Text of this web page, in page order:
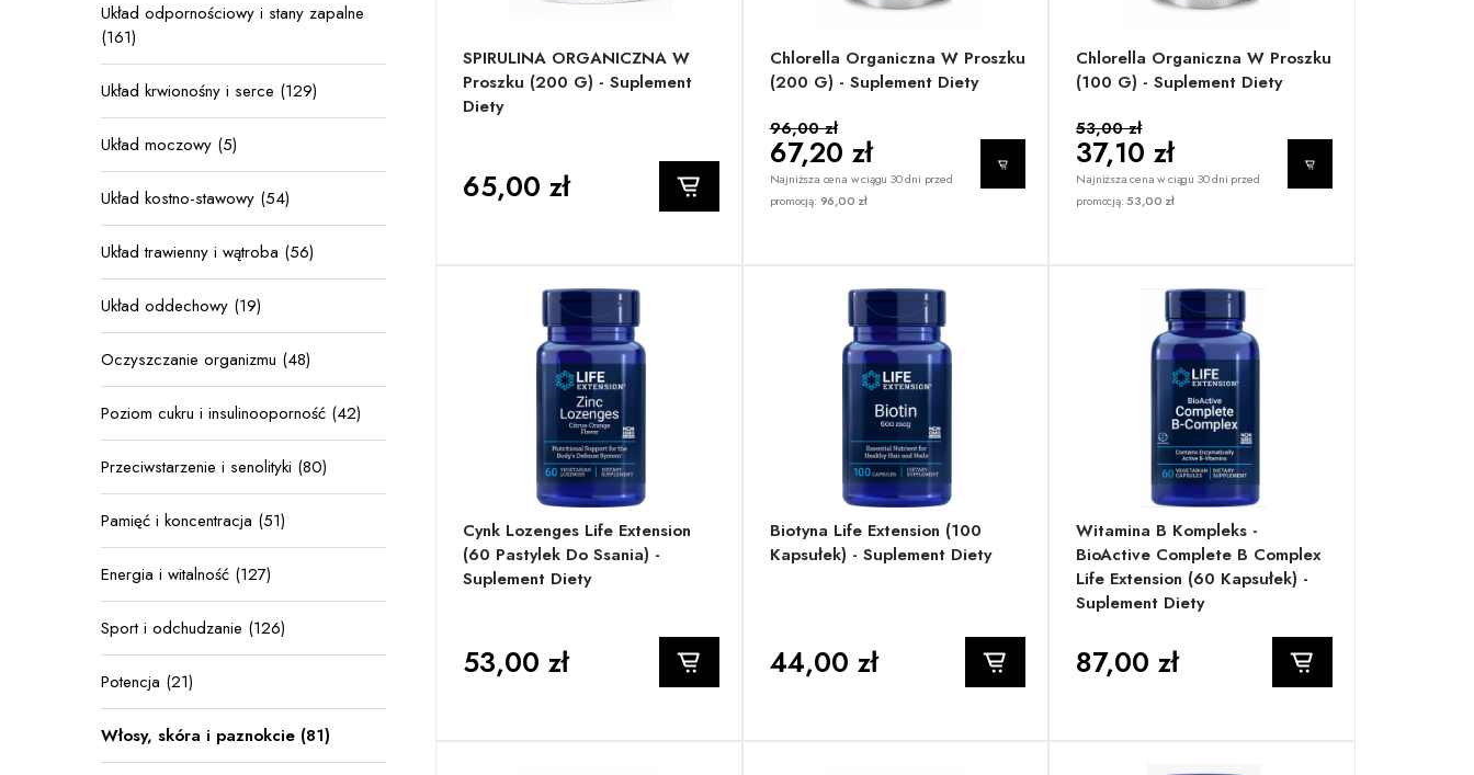
Układ odpornościowy i stany zapalne
(161)
Układ krwionośny i serce (129)
Układ moczowy (5)
Układ kostno-stawowy (54)
Układ trawienny i wątroba (56)
Układ oddechowy (19)
Oczyszczanie organizmu (48)
Poziom cukru i insulinooporność (42)
Przeciwstarzenie i senolityki (80)
Pamięć i koncentracja (51)
Energia i witalność (127)
Sport i odchudzanie (126)
Potencja (21)
Włosy, skóra i paznokcie (81)
SPIRULINA ORGANICZNA W
Proszku (200 G) - Suplement
Diety
65,00 zł
Chlorella Organiczna W Proszku
(200 G) - Suplement Diety
96,00 zł
67,20 zł
Najniższa cena w ciągu 30 dni przed
promocją: 96,00 zł
Chlorella Organiczna W Proszku
(100 G) - Suplement Diety
53,00 zł
37,10 zł
Najniższa cena w ciągu 30 dni przed
promocją:53,00 zł
Cynk Lozenges Life Extension
(60 Pastylek Do Ssania) -
Suplement Diety
53,00 zł
Biotyna Life Extension (100
Kapsułek) - Suplement Diety
44,00 zł
Witamina B Kompleks -
BioActive Complete B Complex
Life Extension (60 Kapsułek) -
Suplement Diety
87,00 zł